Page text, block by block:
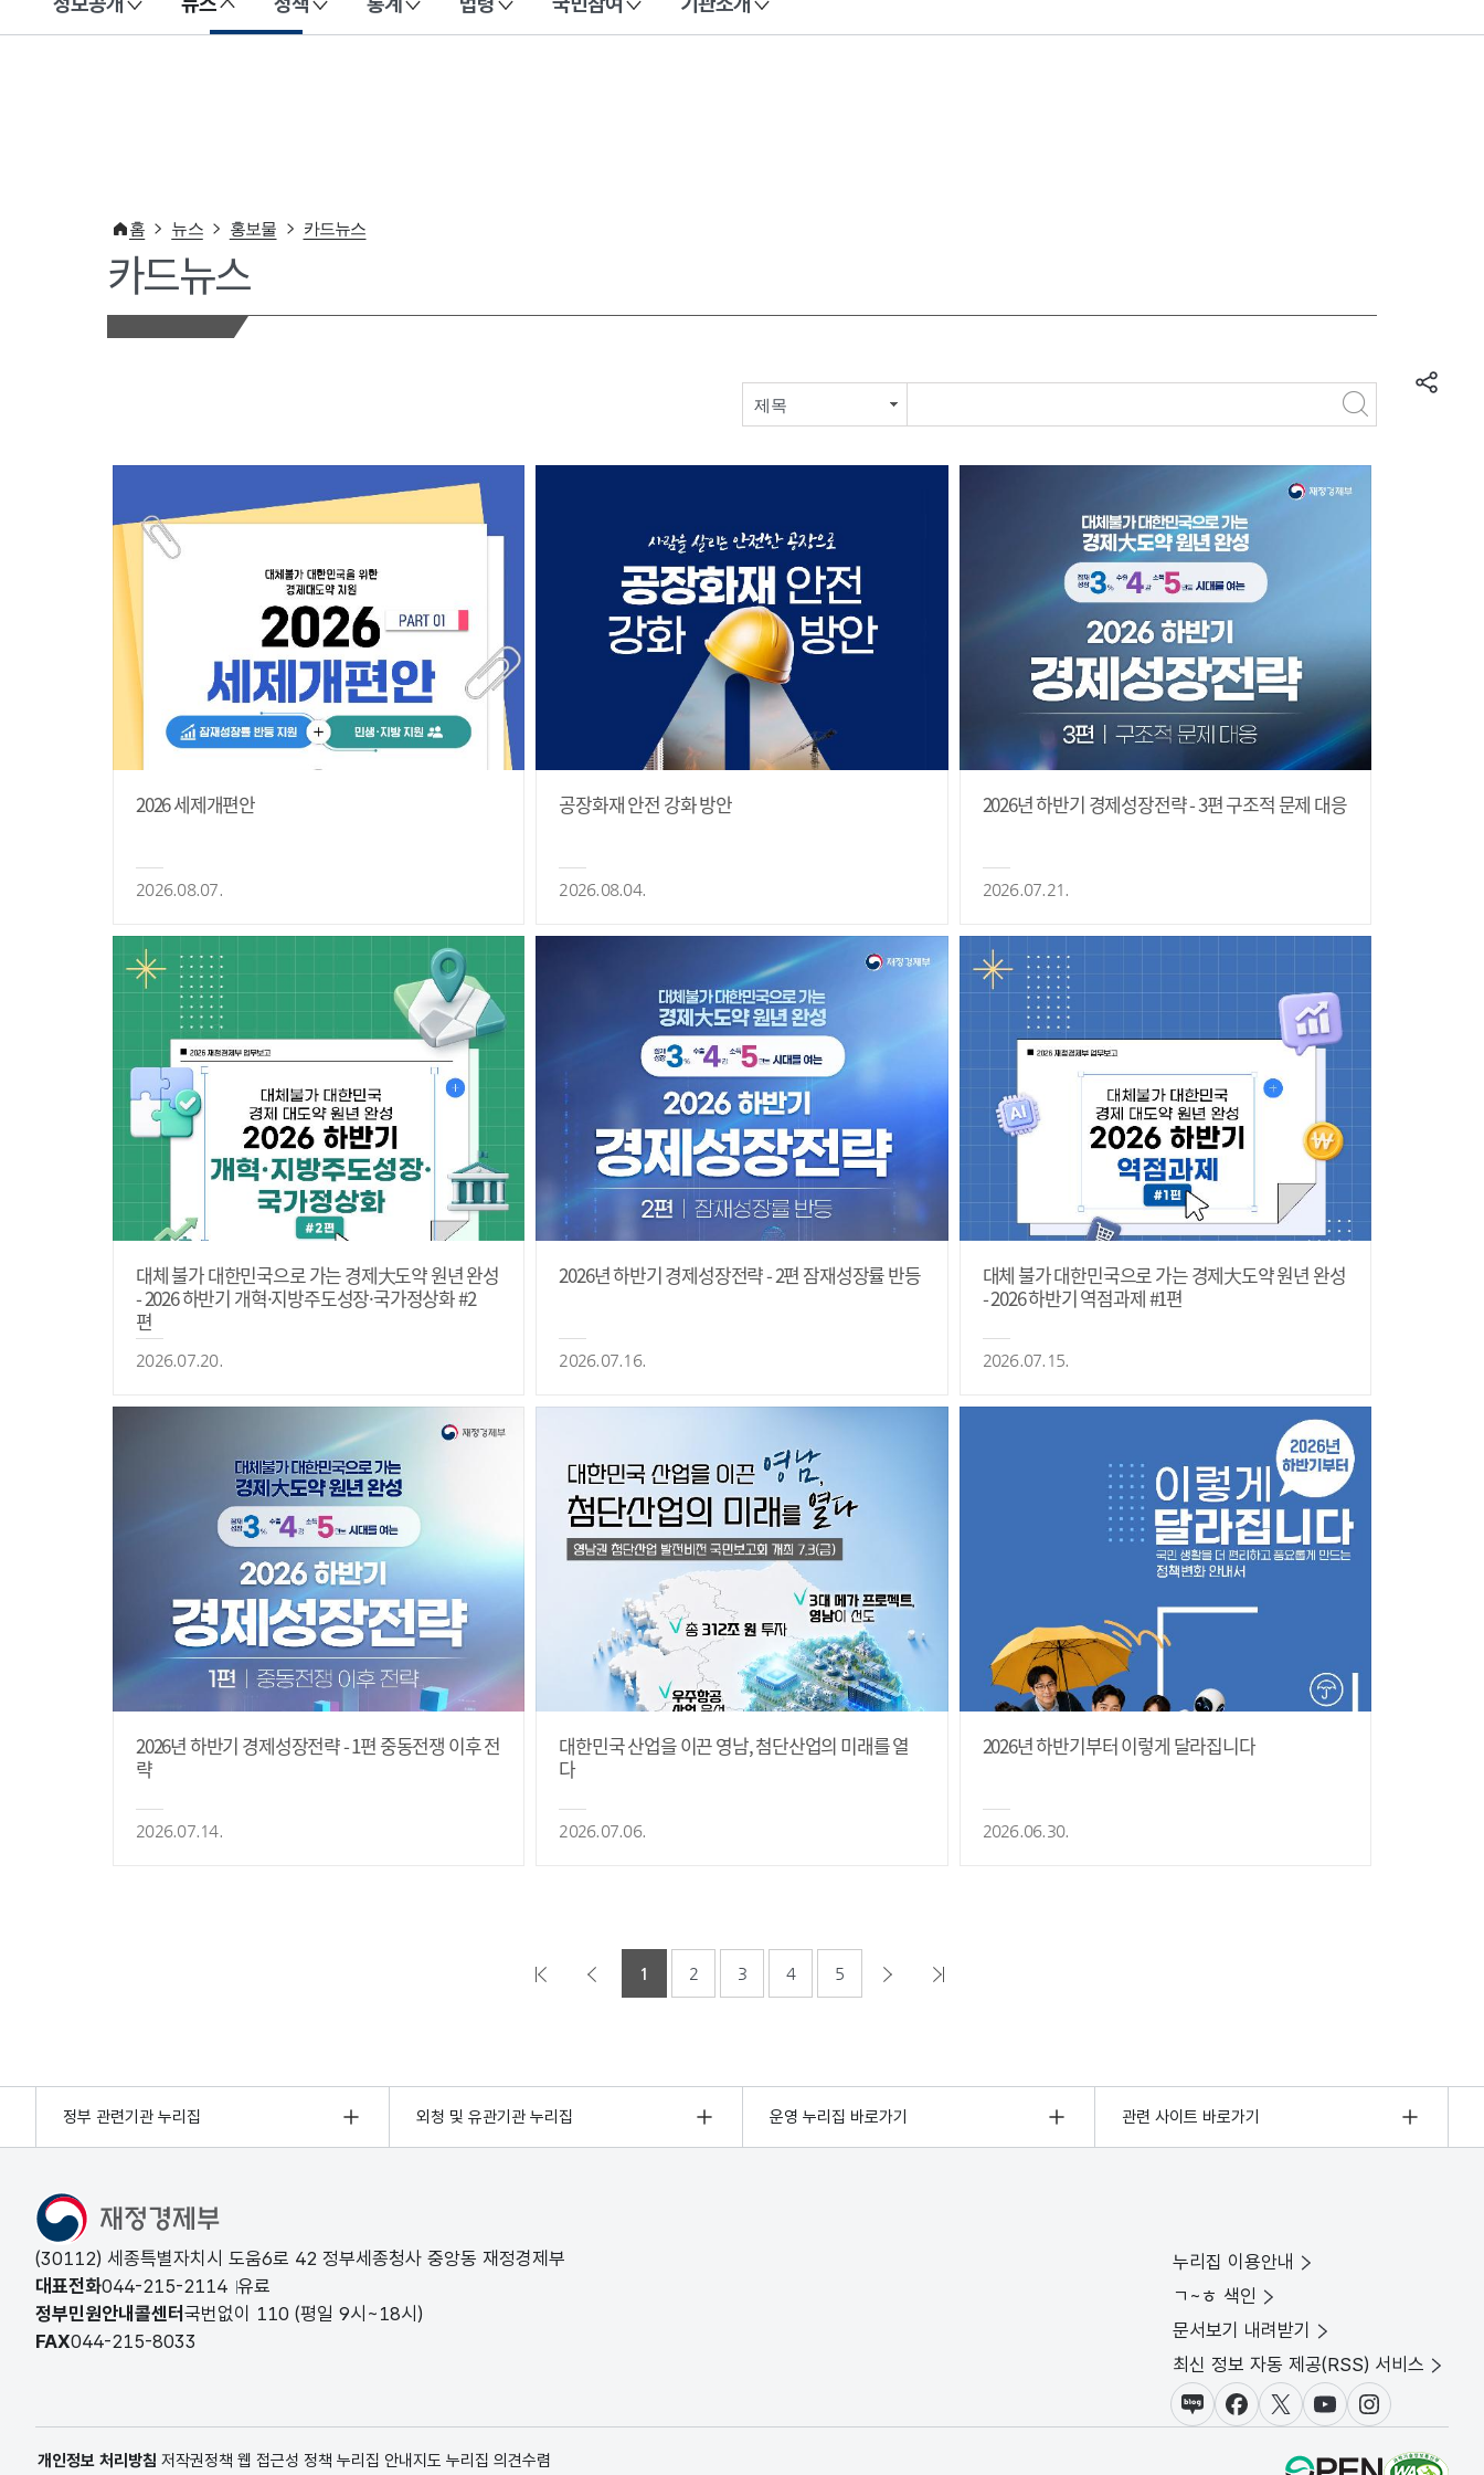
이 누리집은 대한민국 공식 전자정부 누리집입니다.
홈 뉴스 홍보물 카드뉴스
카드뉴스
제목
2026 세제개편안
2026.08.07.
공장화재 안전 강화 방안
2026.08.04.
2026년 하반기 경제성장전략 - 3편 구조적 문제 대응
2026.07.21.
대체 불가 대한민국으로 가는 경제大도약 원년 완성
- 2026 하반기 개혁·지방주도성장·국가정상화 #2
편
2026.07.20.
2026년 하반기 경제성장전략 - 2편 잠재성장률 반등
2026.07.16.
대체 불가 대한민국으로 가는 경제大도약 원년 완성
- 2026 하반기 역점과제 #1편
2026.07.15.
2026년 하반기 경제성장전략 - 1편 중동전쟁 이후 전
략
2026.07.14.
대한민국 산업을 이끈 영남, 첨단산업의 미래를 열
다
2026.07.06.
2026년 하반기부터 이렇게 달라집니다
2026.06.30.
1 2 3 4 5
정부 관련기관 누리집 외청 및 유관기관 누리집 운영 누리집 바로가기 관련 사이트 바로가기
(30112) 세종특별자치시 도움6로 42 정부세종청사 중앙동 재정경제부
대표전화044-215-2114 유료
정부민원안내콜센터 국번없이 110 (평일 9시~18시)
FAX044-215-8033
누리집 이용안내
ㄱ~ㅎ 색인
문서보기 내려받기
최신 정보 자동 제공(RSS) 서비스
블로그페이스북X(트위터)
유튜브인스타그램
개인정보 처리방침 저작권정책 웹 접근성 정책 누리집 안내지도 누리집 의견수렴